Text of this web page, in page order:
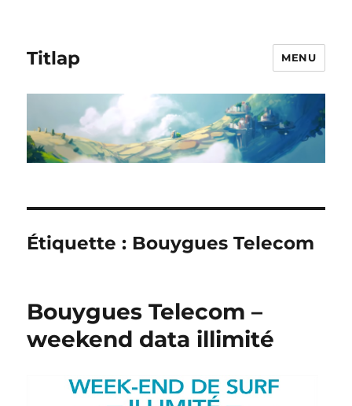
Titlap MENU
Étiquette : Bouygues Telecom
Bouygues Telecom –
weekend data illimité